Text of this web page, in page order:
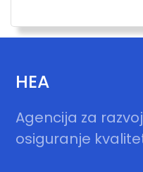
HEA
Agencija za
osiguranje